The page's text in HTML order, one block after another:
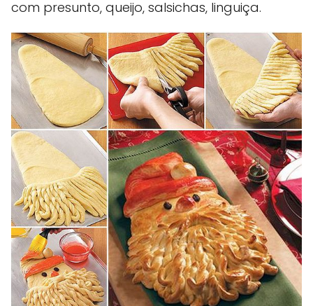
com presunto, queijo, salsichas, linguiça.